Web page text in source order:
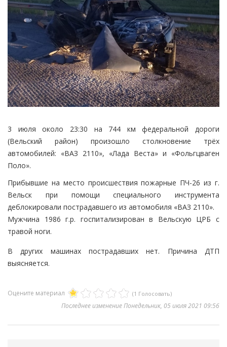
3 июля около 23:30 на 744 км федеральной дороги
(Вельский район) произошло столкновение трёх
автомобилей: «ВАЗ 2110», «Лада Веста» и «Фольгцваген
Поло».
Прибывшие на место происшествия пожарные ПЧ-26 из г.
Вельск при помощи специального инструмента
деблокировали пострадавшего из автомобиля «ВАЗ 2110».
Мужчина 1986 г.р. госпитализирован в Вельскую ЦРБ с
травой ноги.
В других машинах пострадавших нет. Причина ДТП
выясняется.
Оцените материал (1 Голосовать)
Последнее изменение Понедельник, 05 июля 2021 09:56